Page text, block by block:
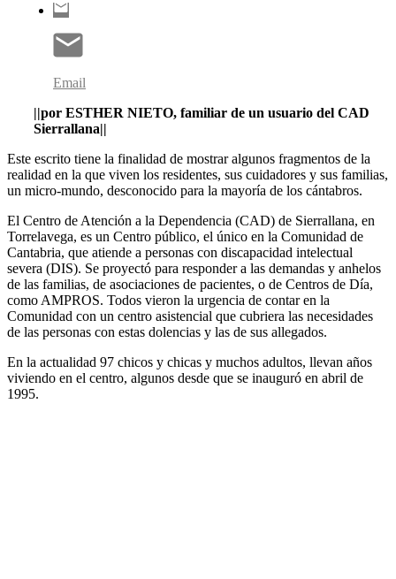
Email
||por ESTHER NIETO, familiar de un usuario del CAD
Sierrallana||
Este escrito tiene la finalidad de mostrar algunos fragmentos de la
realidad en la que viven los residentes, sus cuidadores y sus familias,
un micro-mundo, desconocido para la mayoría de los cántabros.
El Centro de Atención a la Dependencia (CAD) de Sierrallana, en
Torrelavega, es un Centro público, el único en la Comunidad de
Cantabria, que atiende a personas con discapacidad intelectual
severa (DIS). Se proyectó para responder a las demandas y anhelos
de las familias, de asociaciones de pacientes, o de Centros de Día,
como AMPROS. Todos vieron la urgencia de contar en la
Comunidad con un centro asistencial que cubriera las necesidades
de las personas con estas dolencias y las de sus allegados.
En la actualidad 97 chicos y chicas y muchos adultos, llevan años
viviendo en el centro, algunos desde que se inauguró en abril de
1995.